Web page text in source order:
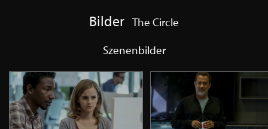
Bilder The Circle
Szenenbilder